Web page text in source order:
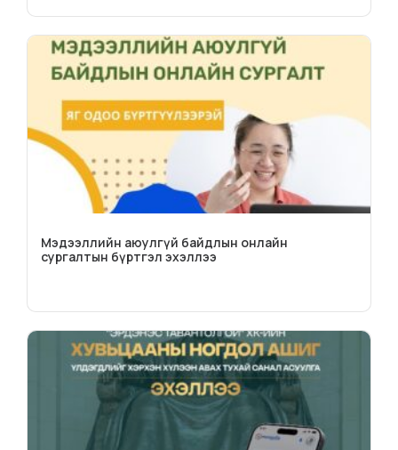
Мэдээллийн аюулгүй байдлын онлайн
сургалтын бүртгэл эхэллээ